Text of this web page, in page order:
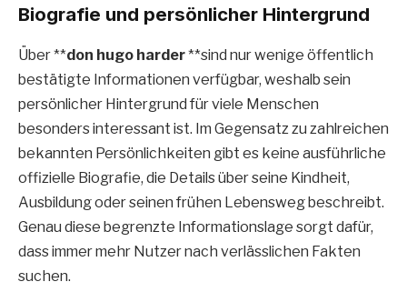
Biografie und persönlicher Hintergrund
Über **don hugo harder**sind nur wenige öffentlich
bestätigte Informationen verfügbar, weshalb sein
persönlicher Hintergrund für viele Menschen
besonders interessant ist. Im Gegensatz zu zahlreichen
bekannten Persönlichkeiten gibt es keine ausführliche
offizielle Biografie, die Details über seine Kindheit,
Ausbildung oder seinen frühen Lebensweg beschreibt.
Genau diese begrenzte Informationslage sorgt dafür,
dass immer mehr Nutzer nach verlässlichen Fakten
suchen.